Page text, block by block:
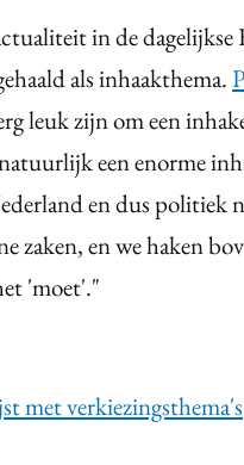
in de dagelijkse
als inhaakthema.
leuk zijn om een
een enorme
en dus politiek
zaken, en we haken
'moet'."
met verkiezingsthema's